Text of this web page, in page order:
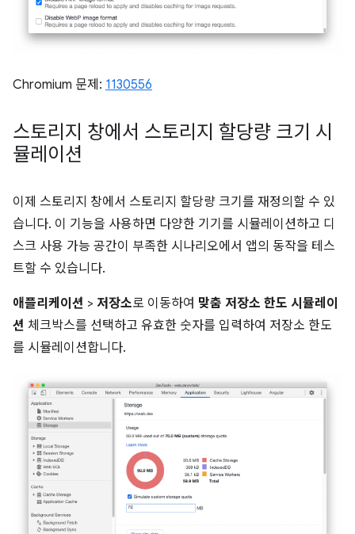
Chromium 문제: 1130556
스토리지 창에서 스토리지 할당량 크기 시
뮬레이션
이제 스토리지 창에서 스토리지 할당량 크기를 재정의할 수 있
습니다. 이 기능을 사용하면 다양한 기기를 시뮬레이션하고 디
스크 사용 가능 공간이 부족한 시나리오에서 앱의 동작을 테스
트할 수 있습니다.
애플리케이션 > 저장소로 이동하여 맞춤 저장소 한도 시뮬레이
션 체크박스를 선택하고 유효한 숫자를 입력하여 저장소 한도
를 시뮬레이션합니다.